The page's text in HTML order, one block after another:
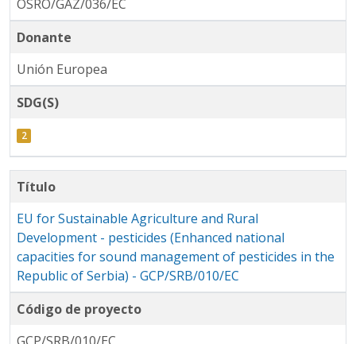
OSRO/GAZ/036/EC
Donante
Unión Europea
SDG(S)
Título
EU for Sustainable Agriculture and Rural
Development - pesticides (Enhanced national
capacities for sound management of pesticides in the
Republic of Serbia) - GCP/SRB/010/EC
Código de proyecto
GCP/SRB/010/EC